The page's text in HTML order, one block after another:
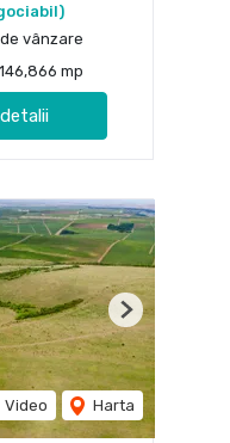
vânzare
146,866 mp
Video Harta
Next